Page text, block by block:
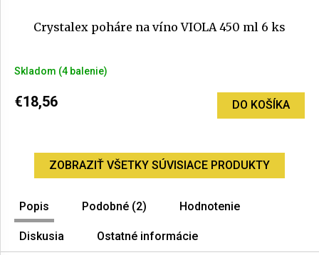
Crystalex poháre na víno VIOLA 450 ml 6 ks
Skladom (4 balenie)
€18,56 DO KOŠÍKA
ZOBRAZIŤ VŠETKY SÚVISIACE PRODUKTY
Popis Podobné (2) Hodnotenie
Diskusia Ostatné informácie